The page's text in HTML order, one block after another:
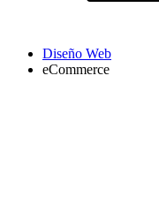
Diseño Web
eCommerce